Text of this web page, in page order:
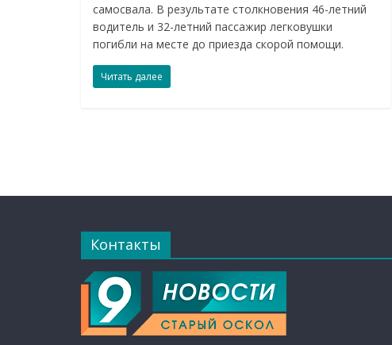
самосвала. В результате столкновения 46-летний
водитель и 32-летний пассажир легковушки
погибли на месте до приезда скорой помощи.
Читать далее
Контакты